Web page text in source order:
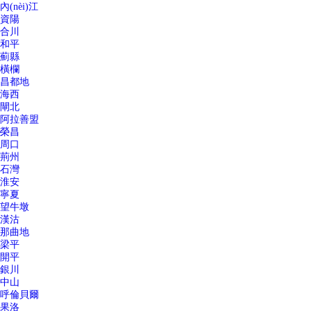
內(nèi)江
資陽
合川
和平
薊縣
橫欄
昌都地
海西
閘北
阿拉善盟
榮昌
周口
荊州
石灣
淮安
寧夏
望牛墩
漢沽
那曲地
梁平
開平
銀川
中山
呼倫貝爾
果洛